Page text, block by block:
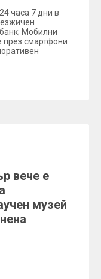
часа 7 дни в
Мобилни
през смартфони
вече е
музей